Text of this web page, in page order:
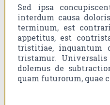
Sed ipsa
interdum causa
terminum, est
appetitus, est
tristitiae, inquantum
tristamur.
dolemus de
quam futurorum, quae